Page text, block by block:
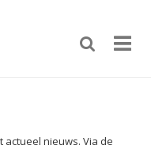
nieuws. Via de